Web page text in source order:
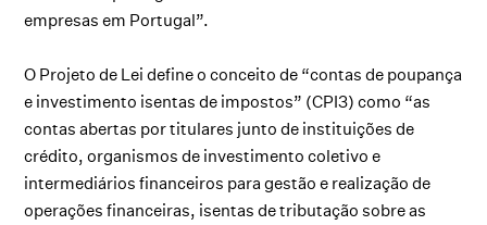
empresas em Portugal”.
O Projeto de Lei define o conceito de “contas de poupança
e investimento isentas de impostos” (CPI3) como “as
contas abertas por titulares junto de instituições de
crédito, organismos de investimento coletivo e
intermediários financeiros para gestão e realização de
operações financeiras, isentas de tributação sobre as